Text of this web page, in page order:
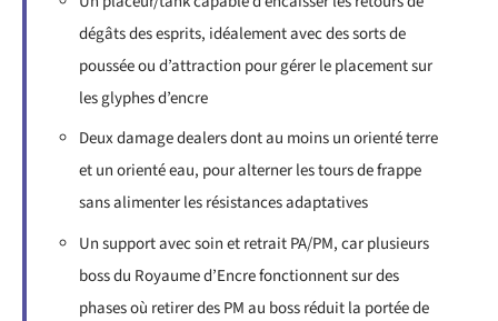
dégâts des esprits, idéalement avec des sorts de
poussée ou d’attraction pour gérer le placement sur
les glyphes d’encre
Deux damage dealers dont au moins un orienté terre
et un orienté eau, pour alterner les tours de frappe
sans alimenter les résistances adaptatives
Un support avec soin et retrait PA/PM, car plusieurs
boss du Royaume d’Encre fonctionnent sur des
phases où retirer des PM au boss réduit la portée de